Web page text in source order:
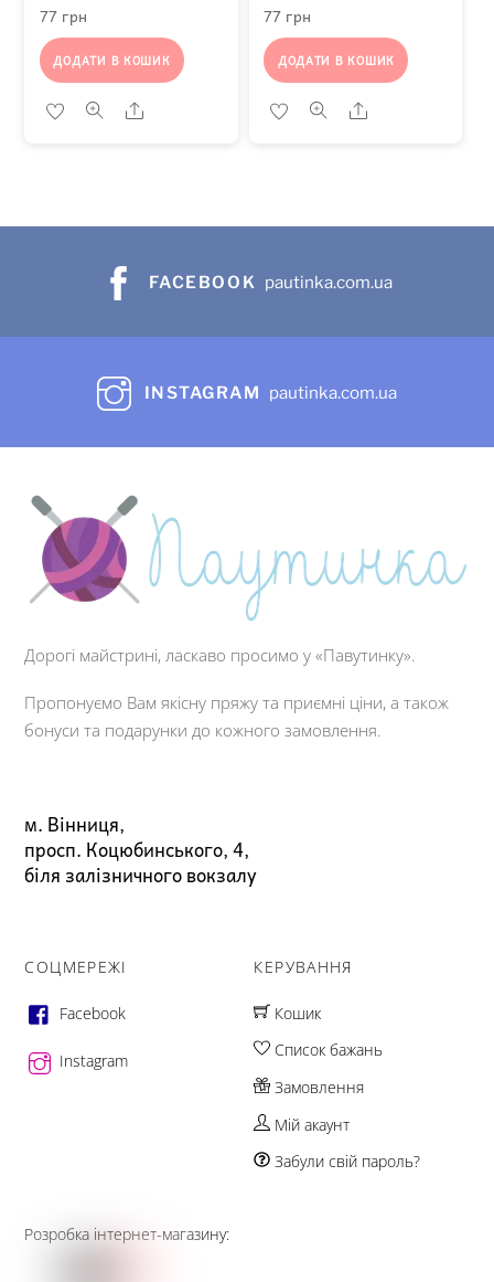
77 грн
ДОДАТИ В КОШИК
Share
77 грн
ДОДАТИ В КОШИК
Share
FACEBOOK pautinka.com.ua
INSTAGRAM pautinka.com.ua
Дорогі майстрині, ласкаво просимо у «Павутинку».
Пропонуємо Вам якісну пряжу та приємні ціни, а також
бонуси та подарунки до кожного замовлення.
м. Вінниця,
просп. Коцюбинського, 4,
біля залізничного вокзалу
СОЦМЕРЕЖІ
Facebook
Instagram
КЕРУВАННЯ
Кошик
Список бажань
Замовлення
Мій акаунт
Забули свій пароль?
Розробка інтернет-магазину: